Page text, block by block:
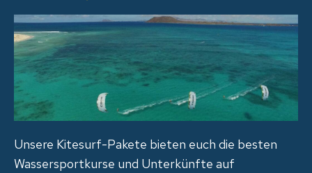
Unsere Kitesurf-Pakete bieten euch die besten
Wassersportkurse und Unterkünfte auf